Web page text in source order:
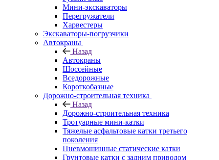
Мини-экскаваторы
Перегружатели
Харвестеры
Экскаваторы-погрузчики
Автокраны
Назад
Автокраны
Шоссейные
Вседорожные
Короткобазные
Дорожно-строительная техника
Назад
Дорожно-строительная техника
Тротуарные мини-катки
Тяжелые асфальтовые катки третьего
поколения
Пневмошинные статические катки
Грунтовые катки с задним приводом